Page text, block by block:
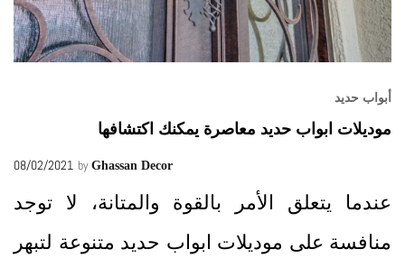
أبواب حديد
موديلات ابواب حديد معاصرة يمكنك اكتشافها
08/02/2021 by Ghassan Decor
عندما يتعلق الأمر بالقوة والمتانة، لا توجد
منافسة على موديلات ابواب حديد متنوعة لتبهر